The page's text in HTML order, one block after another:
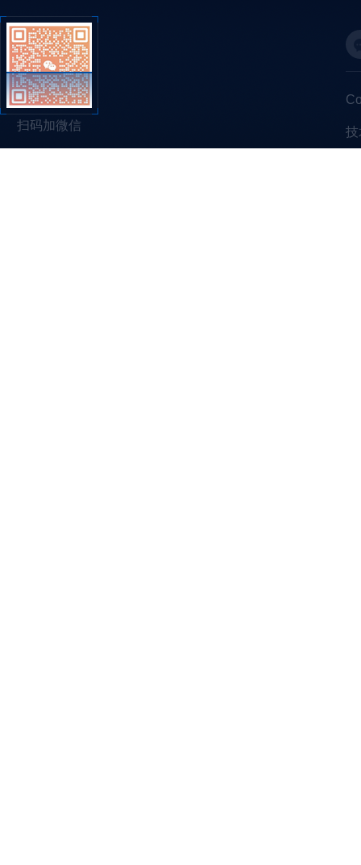
扫码加微信 技